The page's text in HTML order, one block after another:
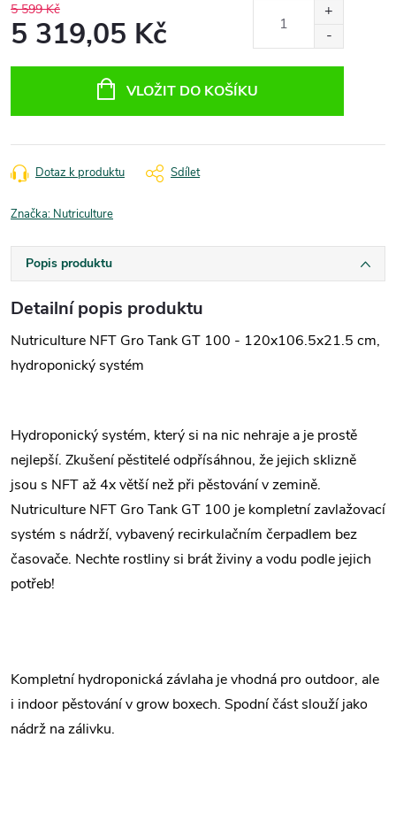
5 599 Kč
5 319,05 Kč
VLOŽIT DO KOŠÍKU
Dotaz k produktu Sdílet
Značka: Nutriculture
Popis produktu
Detailní popis produktu
Nutriculture NFT Gro Tank GT 100 - 120x106.5x21.5 cm,
hydroponický systém
Hydroponický systém, který si na nic nehraje a je prostě
nejlepší. Zkušení pěstitelé odpřísáhnou, že jejich sklizně
jsou s NFT až 4x větší než při pěstování v zemině.
Nutriculture NFT Gro Tank GT 100 je kompletní zavlažovací
systém s nádrží, vybavený recirkulačním čerpadlem bez
časovače. Nechte rostliny si brát živiny a vodu podle jejich
potřeb!
Kompletní hydroponická závlaha je vhodná pro outdoor, ale
i indoor pěstování v grow boxech. Spodní část slouží jako
nádrž na zálivku.